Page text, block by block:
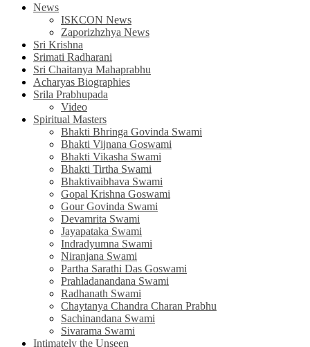
News
ISKCON News
Zaporizhzhya News
Sri Krishna
Srimati Radharani
Sri Chaitanya Mahaprabhu
Acharyas Biographies
Srila Prabhupada
Video
Spiritual Masters
Bhakti Bhringa Govinda Swami
Bhakti Vijnana Goswami
Bhakti Vikasha Swami
Bhakti Tirtha Swami
Bhaktivaibhava Swami
Gopal Krishna Goswami
Gour Govinda Swami
Devamrita Swami
Jayapataka Swami
Indradyumna Swami
Niranjana Swami
Partha Sarathi Das Goswami
Prahladanandana Swami
Radhanath Swami
Chaytanya Chandra Charan Prabhu
Sachinandana Swami
Sivarama Swami
Intimately the Unseen